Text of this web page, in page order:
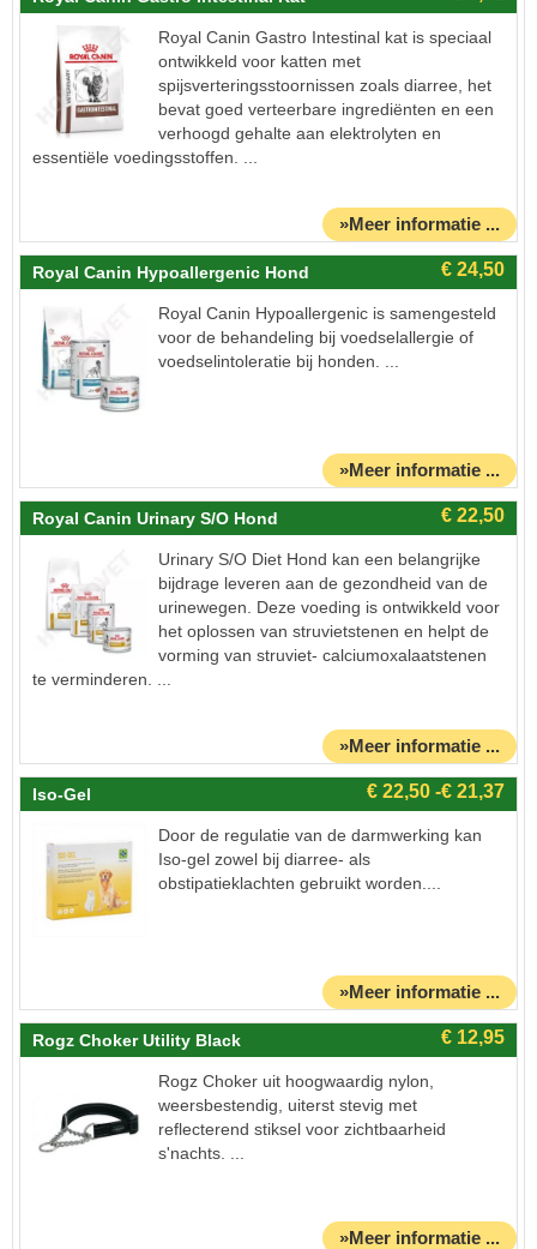
Royal Canin Gastro Intestinal kat is speciaal
ontwikkeld voor katten met
spijsverteringsstoornissen zoals diarree, het
bevat goed verteerbare ingrediënten en een
verhoogd gehalte aan elektrolyten en
essentiële voedingsstoffen. ...
»Meer informatie ...
Royal Canin Hypoallergenic Hond
Royal Canin Hypoallergenic is samengesteld
voor de behandeling bij voedselallergie of
voedselintoleratie bij honden. ...
»Meer informatie ...
Royal Canin Urinary S/O Hond
Urinary S/O Diet Hond kan een belangrijke
bijdrage leveren aan de gezondheid van de
urinewegen. Deze voeding is ontwikkeld voor
het oplossen van struvietstenen en helpt de
vorming van struviet- calciumoxalaatstenen
te verminderen. ...
»Meer informatie ...
Iso-Gel
Door de regulatie van de darmwerking kan
Iso-gel zowel bij diarree- als
obstipatieklachten gebruikt worden....
»Meer informatie ...
Rogz Choker Utility Black
Rogz Choker uit hoogwaardig nylon,
weersbestendig, uiterst stevig met
reflecterend stiksel voor zichtbaarheid
s'nachts. ...
»Meer informatie ...